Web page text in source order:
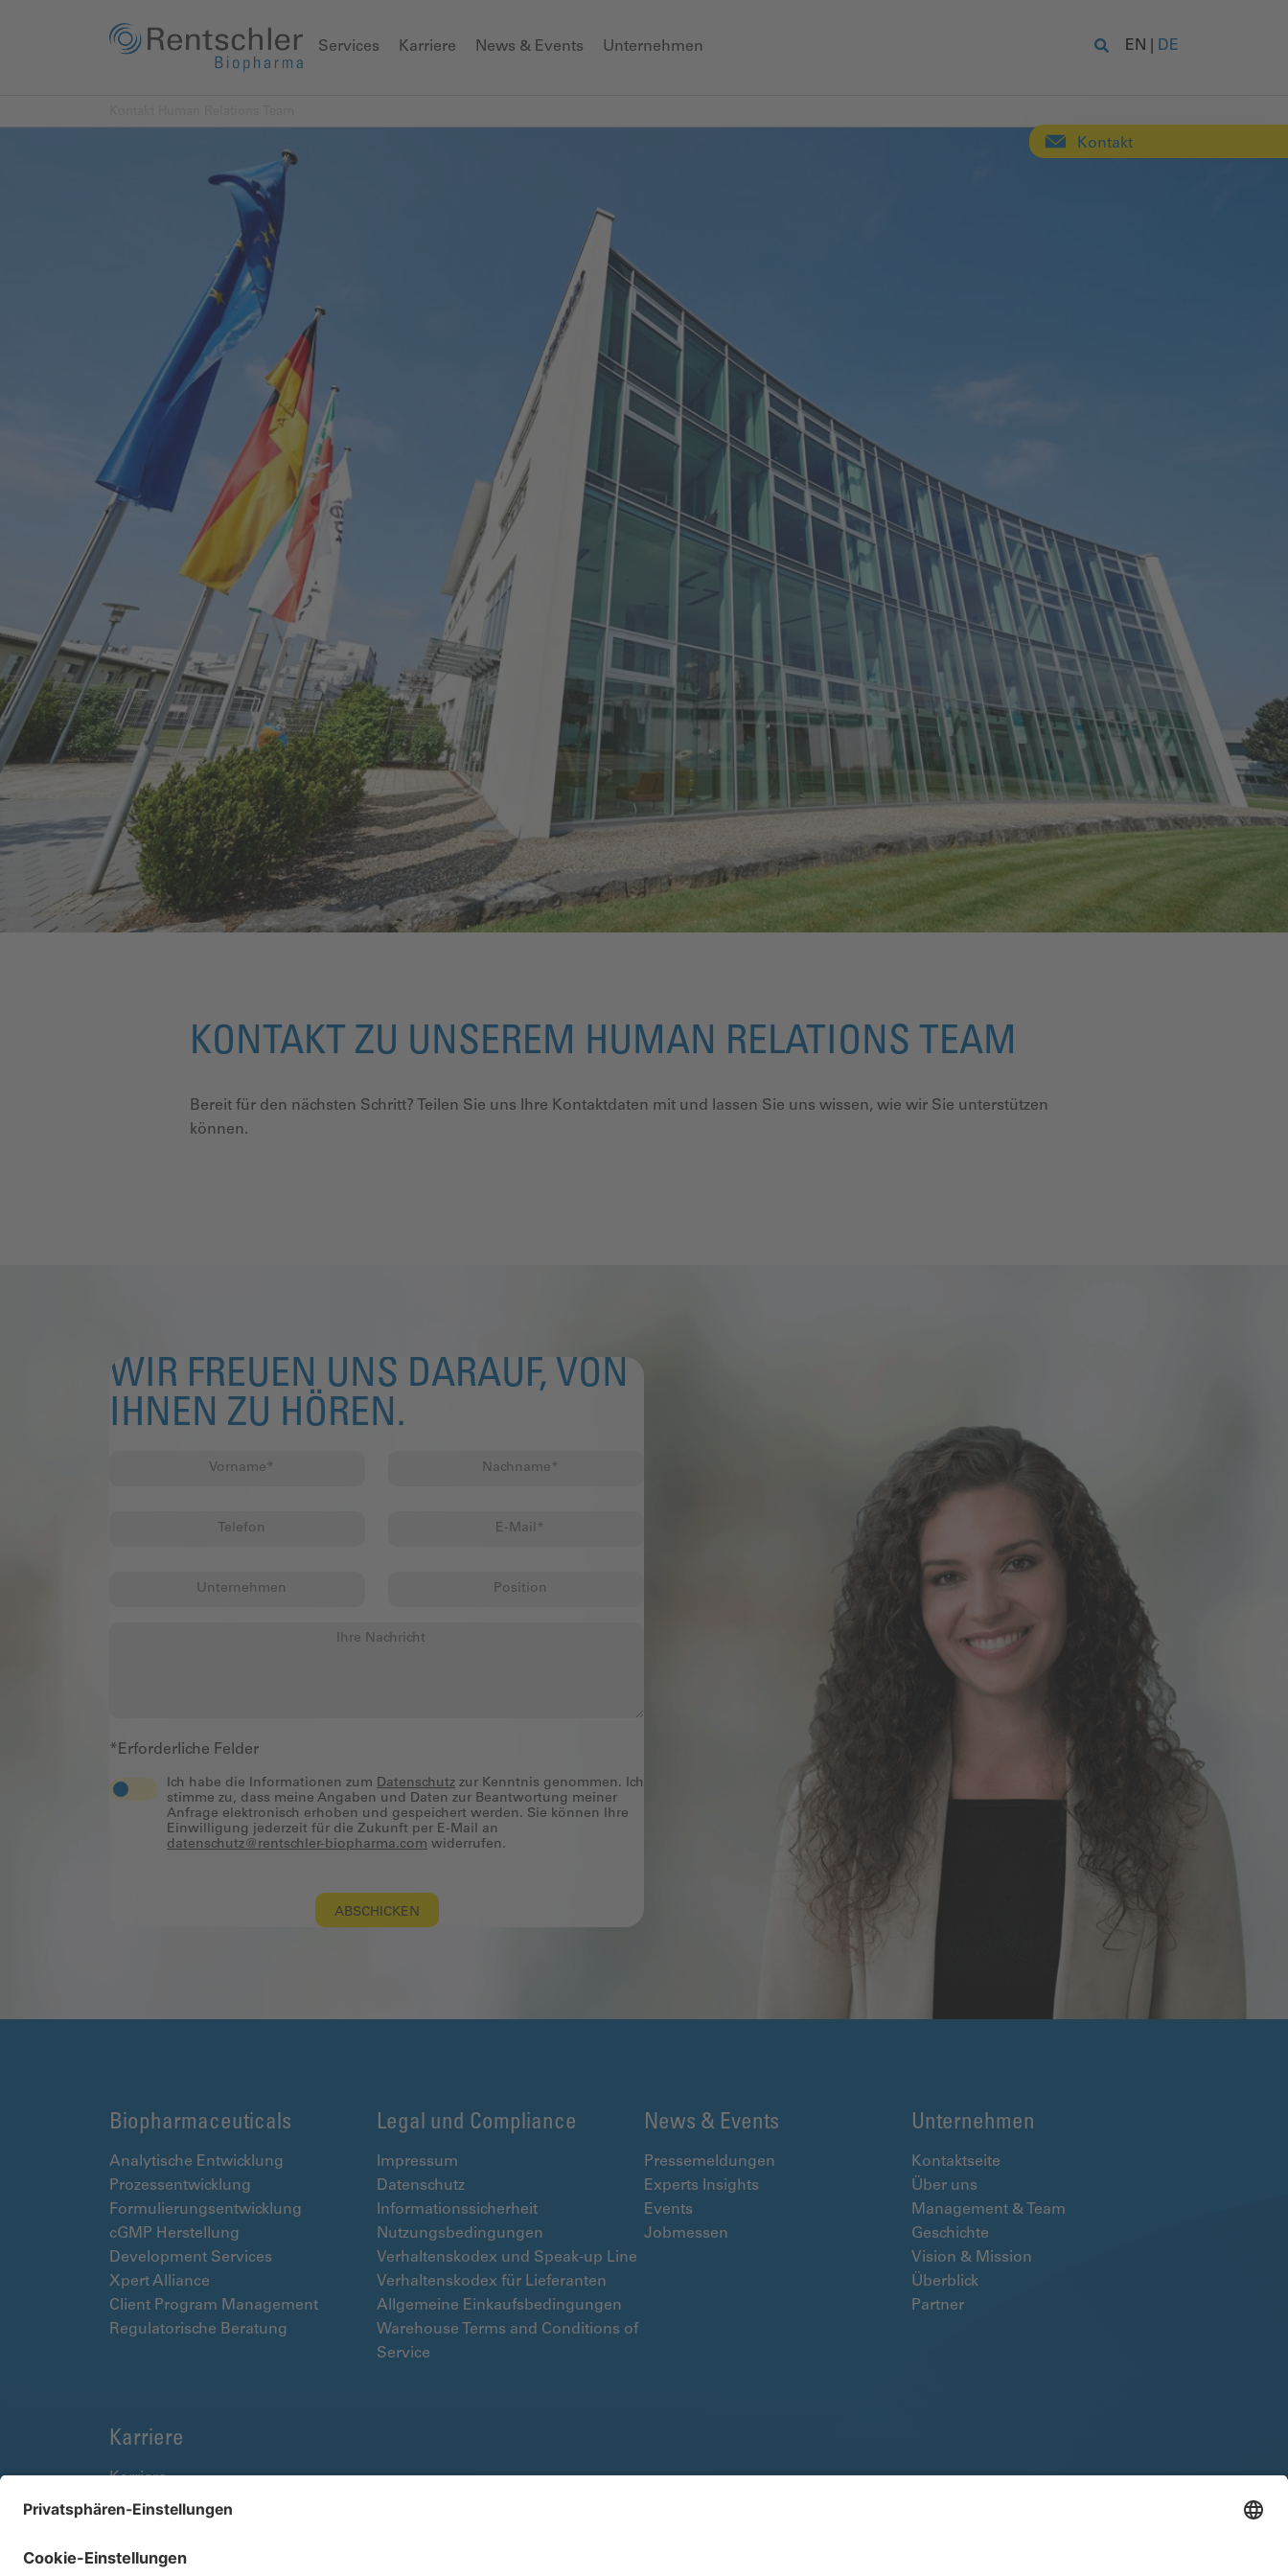
Services Karriere News & Events Unternehmen EN DE
KONTAKT ZU UNSEREM HUMAN RELATIONS TEAM
Bereit für den nächsten Schritt? Teilen Sie uns Ihre Kontaktdaten mit und lassen Sie uns wissen, wie wir Sie unterstützen
können.
WIR FREUEN UNS DARAUF, VON
IHNEN ZU HÖREN.
*Erforderliche Felder
Ich habe die Informationen zum Datenschutz zur Kenntnis genommen. Ich
stimme zu, dass meine Angaben und Daten zur Beantwortung meiner
Anfrage elektronisch erhoben und gespeichert werden. Sie können Ihre
Einwilligung jederzeit für die Zukunft per E-Mail an
datenschutz@rentschler-biopharma.com widerrufen.
ABSCHICKEN
Biopharmaceuticals
Analytische Entwicklung
Prozessentwicklung
Formulierungsentwicklung
cGMP Herstellung
Development Services
Xpert Alliance
Client Program Management
Regulatorische Beratung
Legal und Compliance
Impressum
Datenschutz
Informationssicherheit
Nutzungsbedingungen
Verhaltenskodex und Speak-up Line
Verhaltenskodex für Lieferanten
Allgemeine Einkaufsbedingungen
Warehouse Terms and Conditions of
Service
News & Events
Pressemeldungen
Experts Insights
Events
Jobmessen
Unternehmen
Kontaktseite
Über uns
Management & Team
Geschichte
Vision & Mission
Überblick
Partner
Karriere
Karriere
Auszubildende / Schüler
Fach- und Führungskräfte
Kontakt